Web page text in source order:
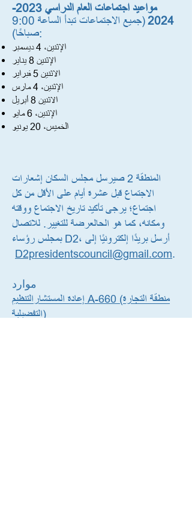
مواعيد اجتماعات العام الدراسي
2023-
2024
(جميع الاجتماعات تبدأ الساعة 9:00
صباحًا):
الإثنين، 4 ديسمبر
الاثنين 5 فبراير
الإثنين، 4 مارس
الاثنين 8 أبريل
الإثنين، 6 مايو
الخميس، 20 يونيو
المنطقة 2 ص
يرسل مجلس السكان إشعارات
الاجتماع قبل عشرة أيام على الأقل من كل
اجتماع؛ يرجى تأكيد تاريخ الاجتماع ووقته
ومكانه، كما هو الحالعرضة للتغيير. للاتصال
بمجلس رؤساء D2، أرسل بريدًا إلكترونيًا إلى
D2presidentscouncil@gmail.com.
موارد
إعادة المستشار التنظيم A-660 (منطقة التجارة
التفضيلية)